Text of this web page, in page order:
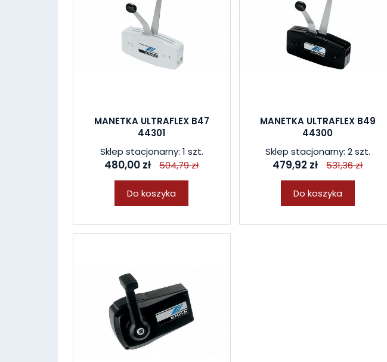
MANETKA ULTRAFLEX B47
44301
Sklep stacjonarny: 1 szt.
480,00 zł 504,79 zł
Do koszyka
MANETKA ULTRAFLEX B49
44300
Sklep stacjonarny: 2 szt.
479,92 zł 531,36 zł
Do koszyka